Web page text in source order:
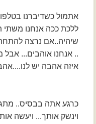
אתמול כשדיברנו
ללכת ככה אנחנו משתי
שיהיה..אם נרצה
.. אנחנו אוהבים... אבל
איזה אהבה יש
כרגע אתה בבסיס..
וינשק אותך... ויעשה